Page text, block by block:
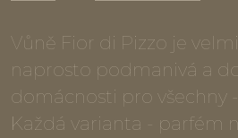
Vůně Fior di Pizzo je
naprosto podmanivá a
domácnosti pro všechny
Každá varianta - parfém